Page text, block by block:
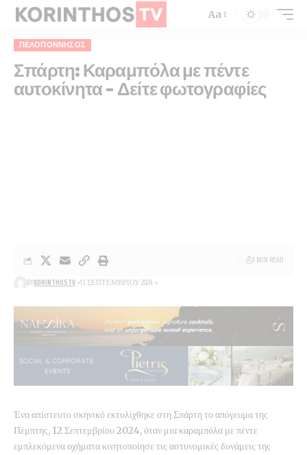
Aa
ΠΕΛΟΠΌΝΝΗΣΟΣ
Σπάρτη: Καραμπόλα με πέντε
αυτοκίνητα – Δείτε φωτογραφίες
BYKORINTHOSTV 13 ΣΕΠΤΕΜΒΡΊΟΥ 2024
1 MIN READ
Ένα απίστευτο σκηνικό εκτυλίχθηκε στη Σπάρτη το απόγευμα της
Πέμπτης, 12 Σεπτεμβρίου 2024, όταν μια καραμπόλα με πέντε
εμπλεκόμενα οχήματα κινητοποίησε τις αστυνομικές δυνάμεις της